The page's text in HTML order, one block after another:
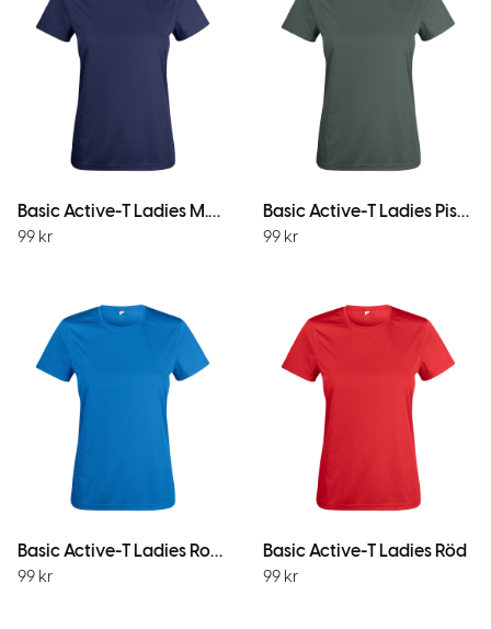
Basic Active-T Ladies M.Marin
99 kr
Basic Active-T Ladies Pistol
99 kr
Basic Active-T Ladies Royal
99 kr
Basic Active-T Ladies Röd
99 kr